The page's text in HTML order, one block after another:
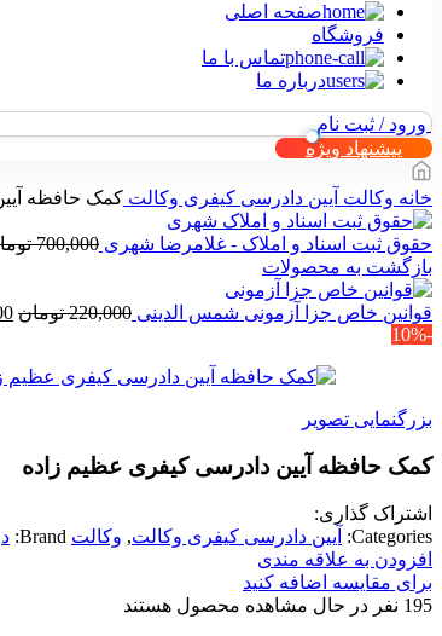
صفحه اصلی
فروشگاه
تماس با ما
درباره ما
ورود / ثبت نام
پیشنهاد ویژه
خانه وکالت آیین دادرسی کیفری وکالت کمک حافظه
حقوق ثبت اسناد و املاک - غلامرضا شهری 700,000
بازگشت به محصولات
قوانین خاص جزا آزمونی شمس الدینی 220,000 تومان
-10%
بزرگنمایی تصویر
کمک حافظه آیین دادرسی کیفری عظیم زاده
اشتراک گذاری:
Categories:
آیین دادرسی کیفری وکالت, وکالت Brand:
افزودن به علاقه مندی
برای مقایسه اضافه کنید
195 نفر در حال مشاهده محصول هستند